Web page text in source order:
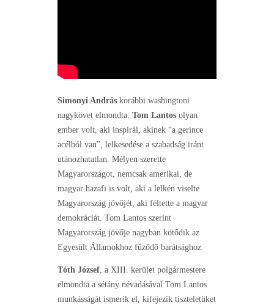
Simonyi András korábbi washingtoni
nagykövet elmondta: Tom Lantos olyan
ember volt, aki inspirál, akinek “a gerince
acélból van”, lelkesedése a szabadság iránt
utánozhatatlan. Mélyen szerette
Magyarországot, nemcsak amerikai, de
magyar hazafi is volt, aki a lelkén viselte
Magyarország jövőjét, aki féltette a magyar
demokráciát. Tom Lantos szerint
Magyarország jövője nagyban kötődik az
Egyesült Államokhoz fűződő barátsághoz.
Tóth József, a XIII. kerület polgármestere
elmondta a sétány névadásával Tom Lantos
munkásságát ismerik el, kifejezik tiszteletüket